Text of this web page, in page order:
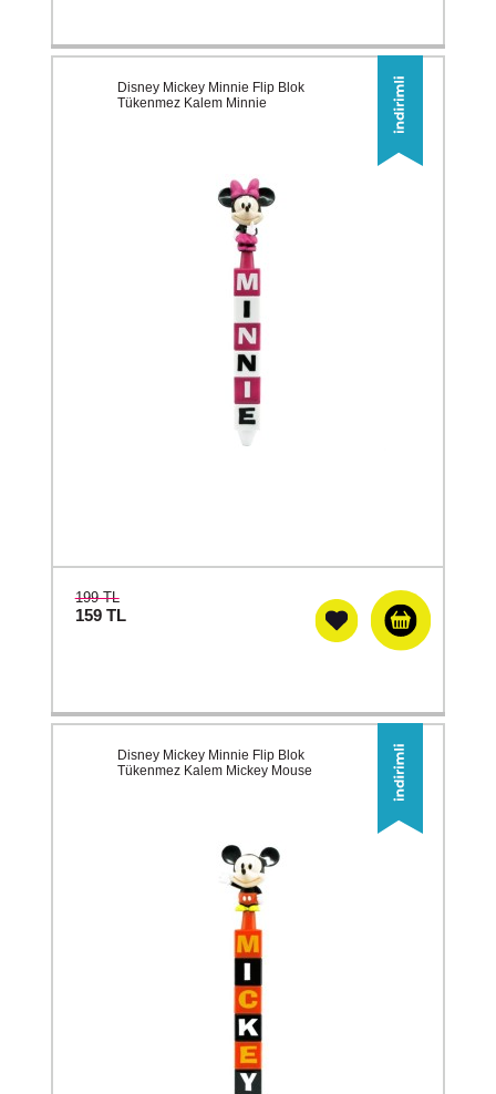
Disney Mickey Minnie Flip Blok
Tükenmez Kalem Minnie
199 TL
159 TL
Disney Mickey Minnie Flip Blok
Tükenmez Kalem Mickey Mouse